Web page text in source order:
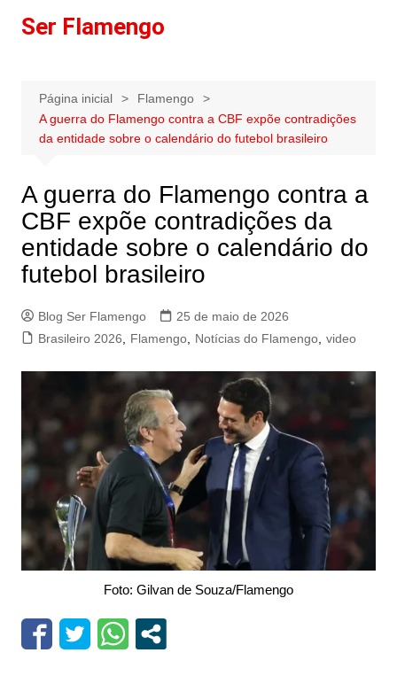
paraSer Flamengo
Página inicial
Flamengo
A guerra do Flamengo contra a CBF expõe contradições
da entidade sobre o calendário do futebol brasileiro
A guerra do Flamengo contra a
CBF expõe contradições da
entidade sobre o calendário do
futebol brasileiro
Blog Ser Flamengo
25 de maio de 2026
Brasileiro 2026
Flamengo, Notícias do Flamengo, video
Foto: Gilvan de Souza/Flamengo